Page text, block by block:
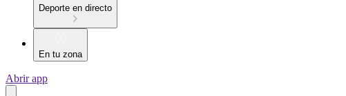
Deporte en directo
En tu zona
Abrir app